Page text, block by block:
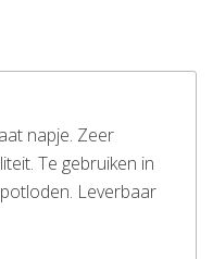
napje. Zeer
Te gebruiken in
Leverbaar